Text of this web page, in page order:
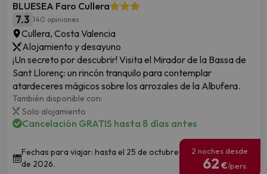
BLUESEA Faro Cullera
7.3 140 opiniones
Cullera, Costa Valencia
Alojamiento y desayuno
¡Un secreto por descubrir! Visita el Mirador de la Bassa de
Sant Llorenç: un rincón tranquilo para contemplar
atardeceres mágicos sobre los arrozales de la Albufera.
También disponible con:
Solo alojamiento
Cancelación GRATIS hasta 8 días antes
Fechas para viajar: hasta el 25 de octubre
de 2026.
2 noches desde
62 €/pers.